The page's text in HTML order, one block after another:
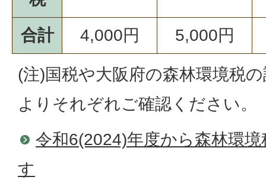
合計 4,000円 5,000円
(注)国税や大阪府の森林環境税
よりそれぞれご確認ください。
令和6(2024)年度から森林環
す